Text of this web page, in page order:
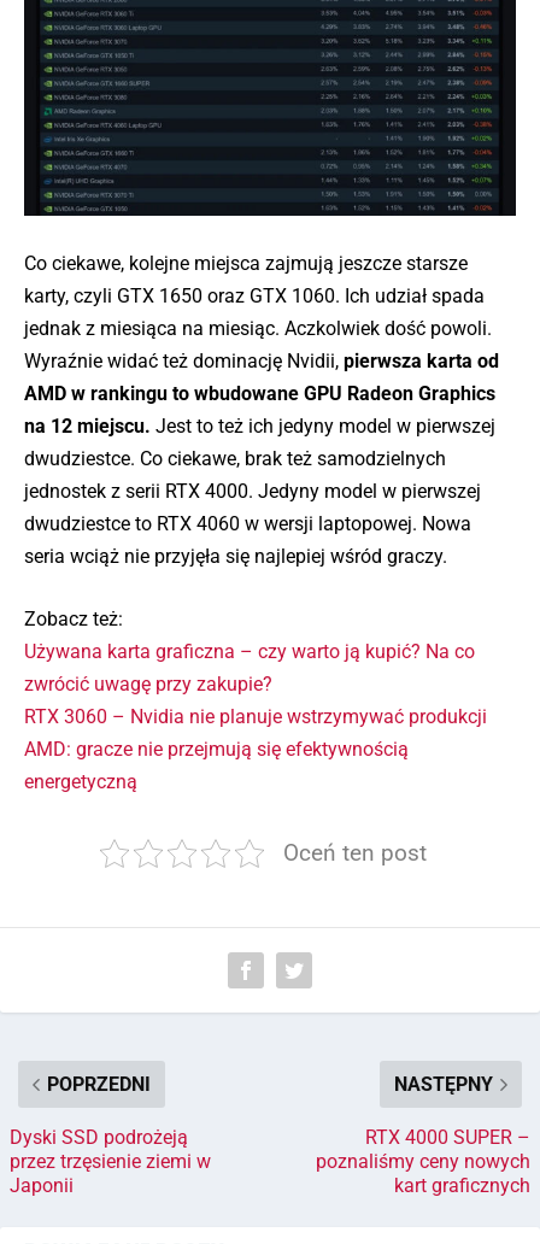
Co ciekawe, kolejne miejsca zajmują jeszcze starsze
karty, czyli GTX 1650 oraz GTX 1060. Ich udział spada
jednak z miesiąca na miesiąc. Aczkolwiek dość powoli.
Wyraźnie widać też dominację Nvidii, pierwsza karta od
AMD w rankingu to wbudowane GPU Radeon Graphics
na 12 miejscu. Jest to też ich jedyny model w pierwszej
dwudziestce. Co ciekawe, brak też samodzielnych
jednostek z serii RTX 4000. Jedyny model w pierwszej
dwudziestce to RTX 4060 w wersji laptopowej. Nowa
seria wciąż nie przyjęła się najlepiej wśród graczy.
Zobacz też:
Używana karta graficzna – czy warto ją kupić? Na co
zwrócić uwagę przy zakupie?
RTX 3060 – Nvidia nie planuje wstrzymywać produkcji
AMD: gracze nie przejmują się efektywnością
energetyczną
Oceń ten post
POPRZEDNI
Dyski SSD podrożeją
przez trzęsienie ziemi w
Japonii
NASTĘPNY
RTX 4000 SUPER –
poznaliśmy ceny nowych
kart graficznych